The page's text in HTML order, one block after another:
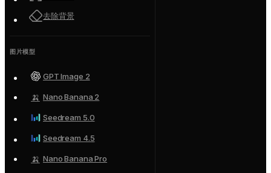
去除背景
图片模型
GPT Image 2
🍌 Nano Banana 2
Seedream 5.0
Seedream 4.5
🍌 Nano Banana Pro